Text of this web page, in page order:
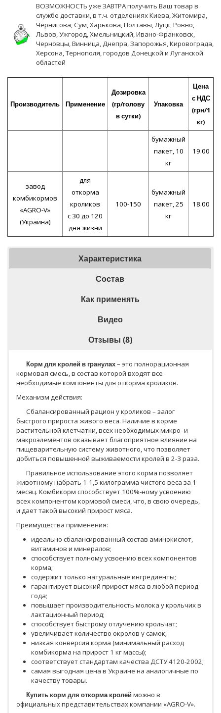
ВОЗМОЖНОСТЬ уже ЗАВТРА получить Ваш товар в
службе доставки, в т.ч. отделениях Киева, Житомира,
Чернигова, Сум, Харькова, Полтавы, Луцк, Ровно,
Львов, Ужгород, Хмельницкий, Ивано-Франковск,
Черновцы, Винница, Днепра, Запорожья, Кировограда,
Херсона, Тернополя, городов Донецкой и Луганской
областей
Производитель Применение
Дозировка
(гр/голову
в сутки)
Упаковка
Цена
с НДС
(грн/1
кг)
бумажный
пакет, 10
кг
19.00
завод
комбикормов
«AGRO-V»
(Украина)
для
откорма
кроликов
с 30 до 120
дня жизни
100-150
бумажный
пакет, 25
кг
18.00
Характеристика
Состав
Как применять
Видео
Отзывы (8)
Корм для кролей в гранулах– это полнорационная
кормовая смесь, в состав которой входят все
необходимые компоненты для откорма кроликов.
Механизм действия:
Сбалансированный рацион у кроликов – залог
быстрого прироста живого веса. Наличие в корме
растительной клетчатки, всех необходимых микро- и
макроэлементов оказывает благоприятное влияние на
пищеварительную систему животного, что позволяет
добиться повышенной выживаемости кролей в 2-3 раза.
Правильное использование этого корма позволяет
животному набрать 1-1,5 килограмма чистого веса за 1
месяц. Комбикорм способствует 100%-ному усвоению
всех компонентом кормовой смеси, что, в свою очередь,
и дает такой высокий прирост мяса.
Преимущества применения:
идеально сбалансированный состав аминокислот,
витаминов и минералов;
способствует полному усвоению всех компонентов
корма;
содержит только натуральные ингредиенты;
гарантирует высокий прирост мяса в любой период
года;
повышает производительность молока у крольчих в
лактационный период;
способствует быстрому отлучению крольчат;
увеличивает количество окролов у самок;
низкая конверсия корма (минимальный расход
комбикорма на прирост 1 кг массы);
соответствует стандартам качества ДСТУ 4120-2002;
самая выгодная цена в Украине на аналогичные по
качеству товары.
Купить корм для откорма кролей можно в
официальных представительствах компании «AGRO-V».